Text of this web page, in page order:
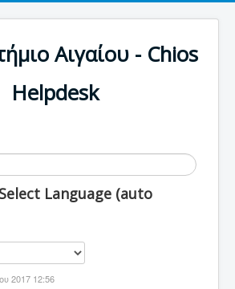
Αιγαίου - Chios
Helpdesk
Language (auto
2017 12:56